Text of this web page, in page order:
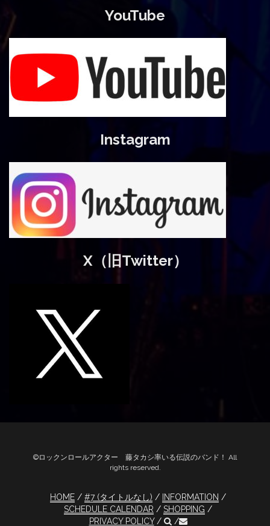
YouTube
Instagram
X（旧Twitter）
©ロックンロールアクター 藤タカシ率いる伝説のバンド！ All
rights reserved.
HOME #7 (タイトルなし)
INFORMATION
SCHEDULE CALENDAR
SHOPPING
PRIVACY POLICY